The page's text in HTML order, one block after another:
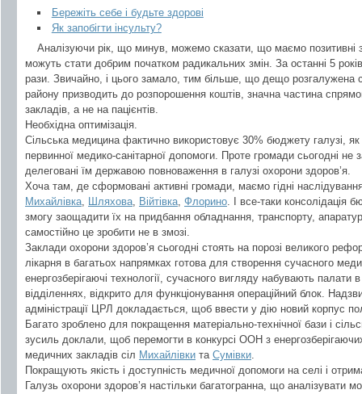
Бережіть себе і будьте здорові
Як запобігти інсульту?
Аналізуючи рік, що минув, можемо сказати, що маємо позитивні
можуть стати добрим початком радикальних змін. За останні 5
рази. Звичайно, і цього замало, тим більше, що дещо розгалужена
району призводить до розпорошення коштів, значна частина
закладів, а не на пацієнтів.
Необхідна оптимізація.
Сільська медицина фактично використовує 30% бюджету галузі,
первинної медико-санітарної допомоги. Проте громади сьогодні не
делеговані їм державою повноваження в галузі охорони здоров’я.
Хоча там, де сформовані активні громади, маємо гідні
Михайлівка, Шляхова, Війтівка, Флорино. І все-таки консолідація
змогу заощадити їх на придбання обладнання, транспорту,
самостійно це зробити не в змозі.
Заклади охорони здоров’я сьогодні стоять на порозі великого
лікарня в багатьох напрямках готова для створення сучасного
енергозберігаючі технології, сучасного вигляду набувають палати
відділеннях, відкрито для функціонування операційний блок.
адміністрації ЦРЛ докладається, щоб ввести у дію новий корпус
Багато зроблено для покращення матеріально-технічної бази і
зусиль доклали, щоб перемогти в конкурсі ООН з
медичних закладів сіл Михайлівки та Сумівки.
Покращують якість і доступність медичної допомоги на селі і
Галузь охорони здоров’я настільки багатогранна, що аналізувати